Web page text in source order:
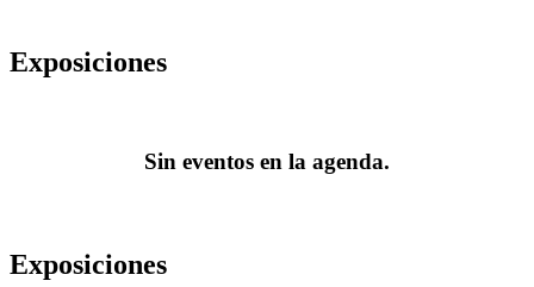
Exposiciones
Sin eventos en la agenda.
Exposiciones